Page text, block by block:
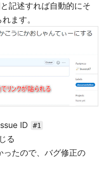
と記述すれば自動的にそ
ます。
ID #1
る
ったので、バグ修正の